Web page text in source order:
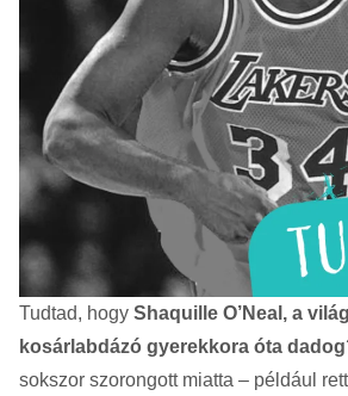
Tudtad, hogy Shaquille O’Neal, a
kosárlabdázó gyerekkora óta
sokszor szorongott miatta – például